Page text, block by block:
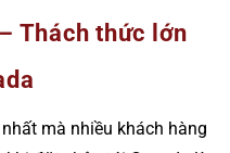
Thách thức lớn
mà nhiều khách hàng